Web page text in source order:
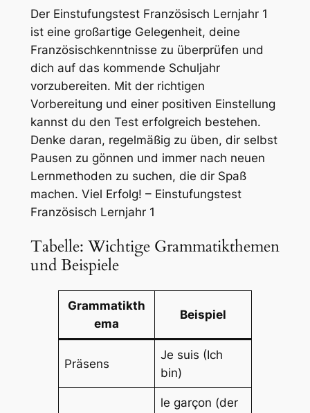
Der Einstufungstest Französisch Lernjahr 1
ist eine großartige Gelegenheit, deine
Französischkenntnisse zu überprüfen und
dich auf das kommende Schuljahr
vorzubereiten. Mit der richtigen
Vorbereitung und einer positiven Einstellung
kannst du den Test erfolgreich bestehen.
Denke daran, regelmäßig zu üben, dir selbst
Pausen zu gönnen und immer nach neuen
Lernmethoden zu suchen, die dir Spaß
machen. Viel Erfolg! – Einstufungstest
Französisch Lernjahr 1
Tabelle: Wichtige Grammatikthemen
und Beispiele
Grammatikth
ema
Beispiel
Präsens
Je suis (Ich
bin)
le garçon (der